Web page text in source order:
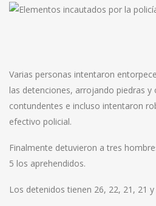
Varias personas intentaron
las detenciones, arrojando piedras
contundentes e incluso intentaron
efectivo policial.
Finalmente detuvieron a tres
5 los aprehendidos.
Los detenidos tienen 26, 22, 21, 21